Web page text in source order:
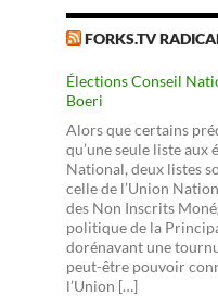
FORKS.TV
Élections Conseil
Boeri
Alors que certains
qu’une seule liste aux
National, deux listes
celle de l’Union
des Non Inscrits
politique de la
dorénavant une
peut-être pouvoir
l’Union […]